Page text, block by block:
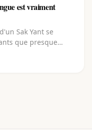
est vraiment
Sak Yant se
que presque
il s'agit (le